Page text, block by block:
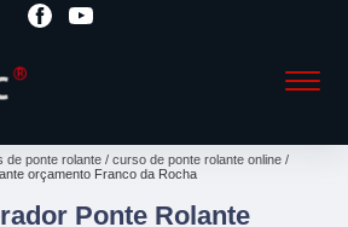
de ponte rolante
curso de ponte rolante online
orçamento Franco da Rocha
Ponte Rolante